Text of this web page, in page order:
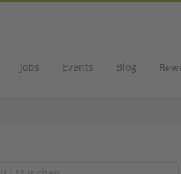
Jobs Events Blog